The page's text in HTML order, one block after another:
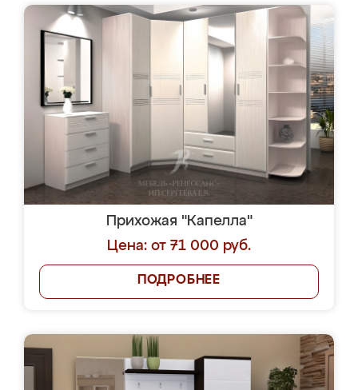
Прихожая "Капелла"
Цена: от 71 000 руб.
ПОДРОБНЕЕ